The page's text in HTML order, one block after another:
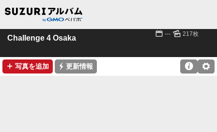
Challenge 4 Osaka 📅 --- 🌄 217枚
➕ 写真を追加 ⚡ 更新情報 ⚙
